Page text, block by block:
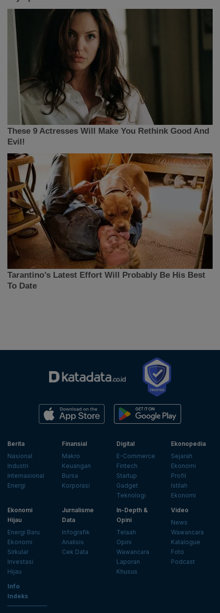
Berita
Nasional
Industri
Internasional
Energi
Finansial
Makro
Keuangan
Bursa
Korporasi
Digital
E-Commerce
Fintech
Startup
Gadget
Teknologi
Ekonopedia
Sejarah
Ekonomi
Profil
Istilah
Ekonomi
Ekonomi
Hijau
Energi Baru
Ekonomi
Sirkular
Investasi
Hijau
Jurnalisme
Data
Infografik
Analisis
Cek Data
In-Depth &
Opini
Telaah
Opini
Wawancara
Laporan
Khusus
Video
News
Wawancara
Katalogue
Foto
Podcast
Info
Indeks